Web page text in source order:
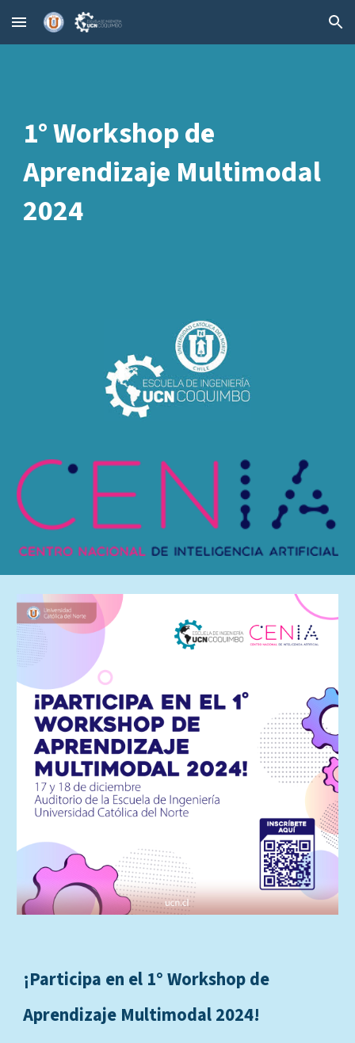
Skip to main content Skip to navigation
1° Workshop de
Aprendizaje Multimodal
2024
¡Participa en el 1° Workshop de
Aprendizaje Multimodal 2024!